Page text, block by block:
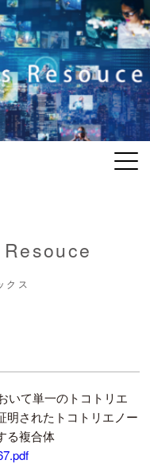
クス
いて単一のトコトリエ
明されたトコトリエノー
る複合体